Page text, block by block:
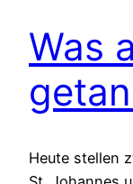
Was
Heute stellen